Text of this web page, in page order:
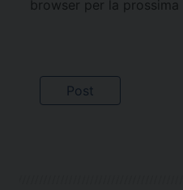
browser per la